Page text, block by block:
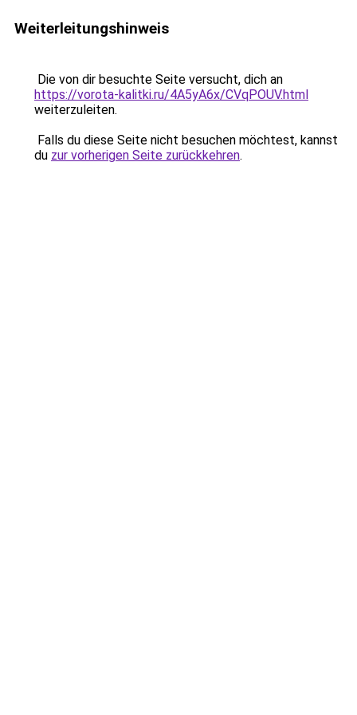
Weiterleitungshinweis
Die von dir besuchte Seite versucht, dich an
https://vorota-kalitki.ru/4A5yA6x/CVqPOUV.html
weiterzuleiten.
Falls du diese Seite nicht besuchen möchtest, kannst
du zur vorherigen Seite zurückkehren.